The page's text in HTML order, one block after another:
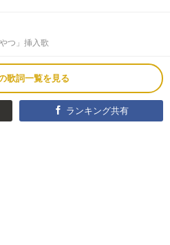
つ」挿入歌
歌詞一覧を見る
ランキング共有